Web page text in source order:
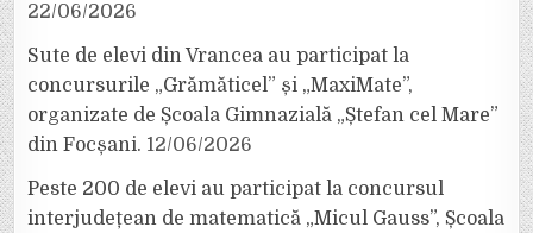
22/06/2026
Sute de elevi din Vrancea au participat la
concursurile „Grămăticel” și „MaxiMate”,
organizate de Școala Gimnazială „Ștefan cel Mare”
din Focșani. 12/06/2026
Peste 200 de elevi au participat la concursul
interjudețean de matematică „Micul Gauss”, Școala